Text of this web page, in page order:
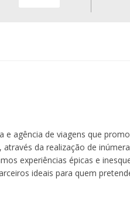
e agência de viagens que
da realização de
experiências épicas e
ideais para quem